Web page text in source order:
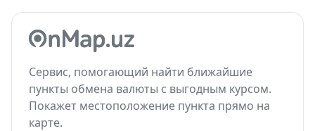
Сервис, помогающий найти ближайшие
пункты обмена валюты с выгодным курсом.
Покажет местоположение пункта прямо на
карте.